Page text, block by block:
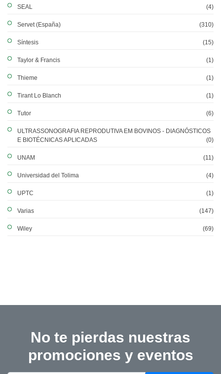
SEAL (4)
Servet (España) (310)
Síntesis (15)
Taylor & Francis (1)
Thieme (1)
Tirant Lo Blanch (1)
Tutor (6)
ULTRASSONOGRAFIA REPRODUTIVA EM BOVINOS - DIAGNÓSTICOS
E BIOTÉCNICAS APLICADAS
(0)
UNAM (11)
Universidad del Tolima (4)
UPTC (1)
Varias (147)
Wiley (69)
No te pierdas nuestras
promociones y eventos